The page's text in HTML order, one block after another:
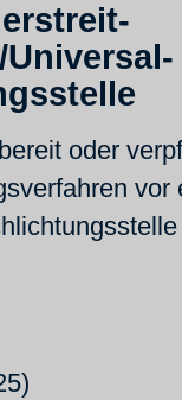
Universal­
oder
vor